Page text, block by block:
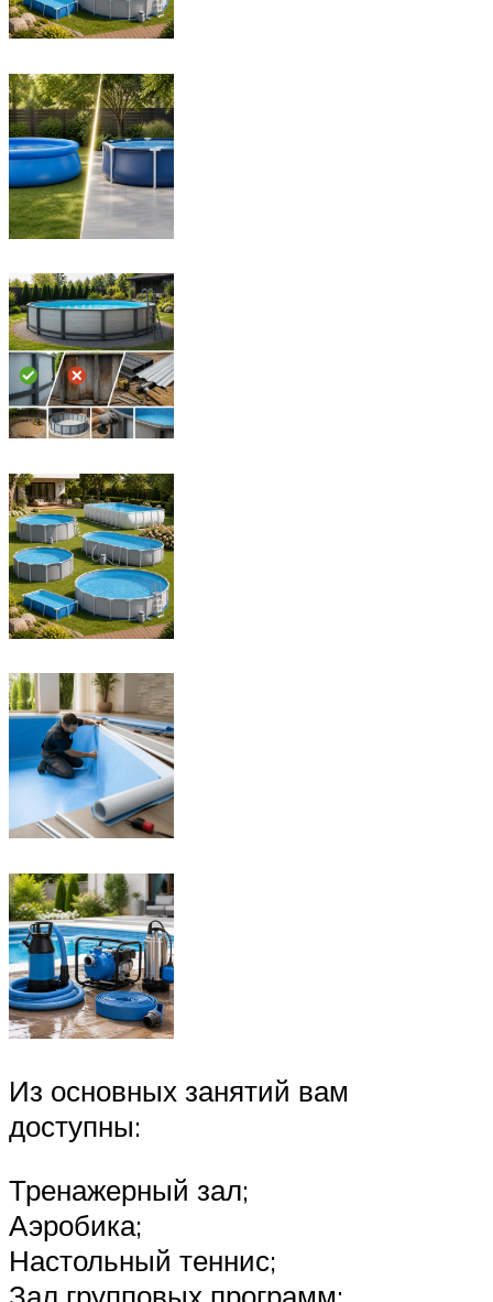
Из основных занятий вам
доступны:
Тренажерный зал;
Аэробика;
Настольный теннис;